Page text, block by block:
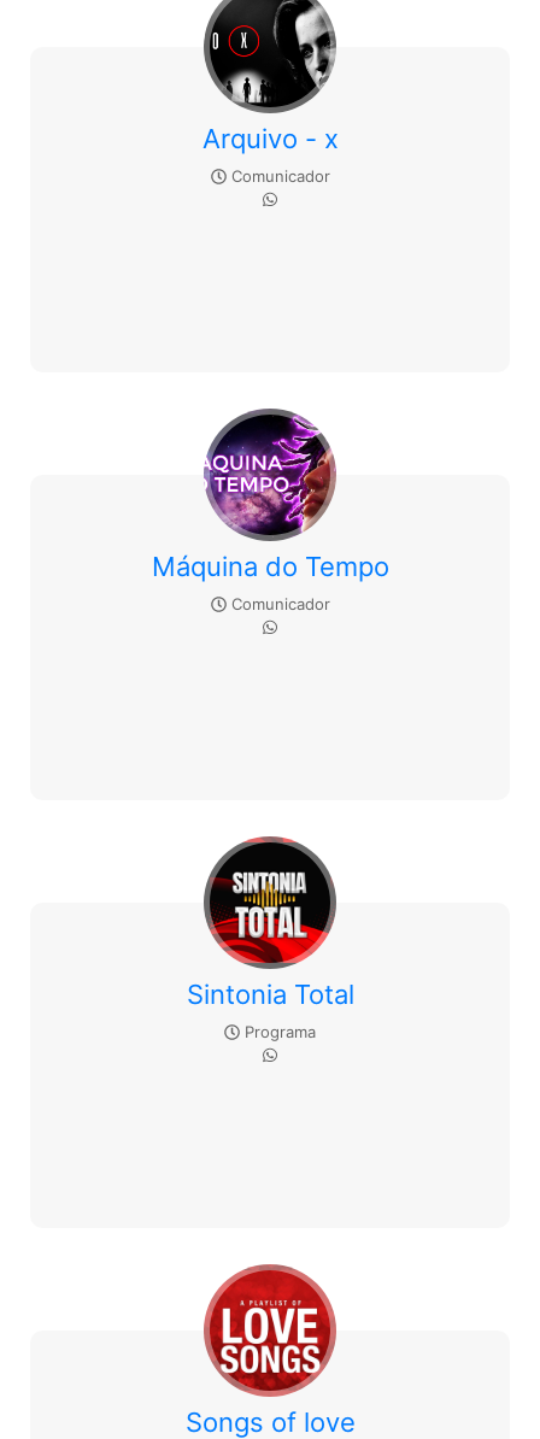
Arquivo - x
Comunicador
Máquina do Tempo
Comunicador
Sintonia Total
Programa
Songs of love